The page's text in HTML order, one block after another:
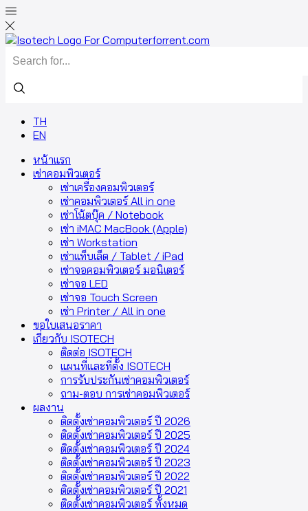
TH
EN
หน้าแรก
เช่าคอมพิวเตอร์
เช่าเครื่องคอมพิวเตอร์
เช่าคอมพิวเตอร์ All in one
เช่าโน้ตบุ๊ค / Notebook
เช่า iMAC MacBook (Apple)
เช่า Workstation
เช่าแท็บเล็ต / Tablet / iPad
เช่าจอคอมพิวเตอร์ มอนิเตอร์
เช่าจอ LED
เช่าจอ Touch Screen
เช่า Printer / All in one
ขอใบเสนอราคา
เกี่ยวกับ ISOTECH
ติดต่อ ISOTECH
แผนที่และที่ตั้ง ISOTECH
การรับประกันเช่าคอมพิวเตอร์
ถาม-ตอบ การเช่าคอมพิวเตอร์
ผลงาน
ติดตั้งเช่าคอมพิวเตอร์ ปี 2026
ติดตั้งเช่าคอมพิวเตอร์ ปี 2025
ติดตั้งเช่าคอมพิวเตอร์ ปี 2024
ติดตั้งเช่าคอมพิวเตอร์ ปี 2023
ติดตั้งเช่าคอมพิวเตอร์ ปี 2022
ติดตั้งเช่าคอมพิวเตอร์ ปี 2021
ติดตั้งเช่าคอมพิวเตอร์ ทั้งหมด